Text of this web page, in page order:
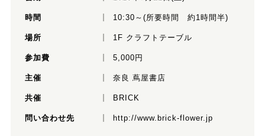
時間 10:30～(所要時間 約1時間半)
場所 1F クラフトテーブル
参加費 5,000円
主催 奈良 蔦屋書店
共催 BRICK
問い合わせ先 http://www.brick-flower.jp